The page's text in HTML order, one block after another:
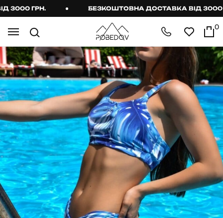
ГРН. БЕЗКОШТОВНА ДОСТАВКА ВІД 3000
0